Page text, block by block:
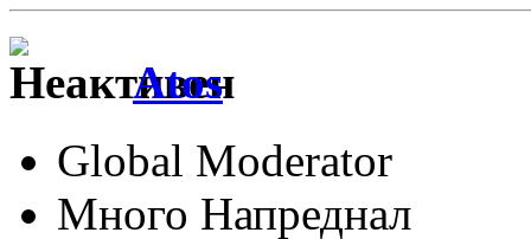
Аtos
Global Moderator
Много Напреднал